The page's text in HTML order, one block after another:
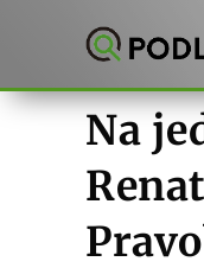
Na